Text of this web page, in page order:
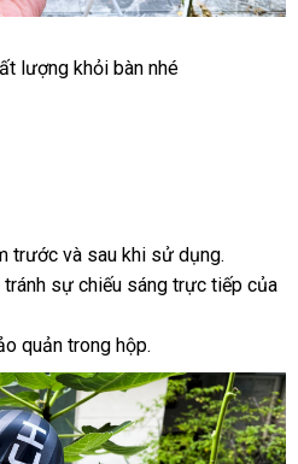
lượng khỏi bàn tham
nhé
trước to
và sau khi sử dụng.
tránh sự chiếu sáng trực tiếp thế
của
quản trong hộp.